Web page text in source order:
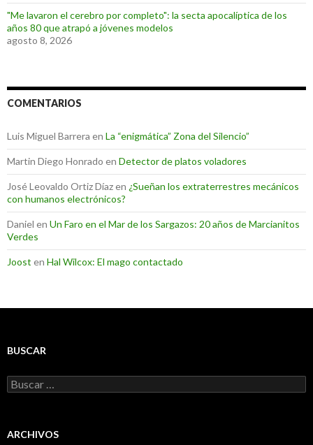
"Me lavaron el cerebro por completo": la secta apocalíptica de los
años 80 que atrapó a jóvenes modelos
agosto 8, 2026
COMENTARIOS
Luis Miguel Barrera en La “enigmática” Zona del Silencio”
Martin Diego Honrado en Detector de platos voladores
José Leovaldo Ortiz Díazen ¿Sueñan los extraterrestres mecánicos
con humanos electrónicos?
Daniel en Un Faro en el Mar de los Sargazos: 20 años de Marcianitos
Verdes
Joost en Hal Wilcox: El mago contactado
BUSCAR
Buscar:
ARCHIVOS